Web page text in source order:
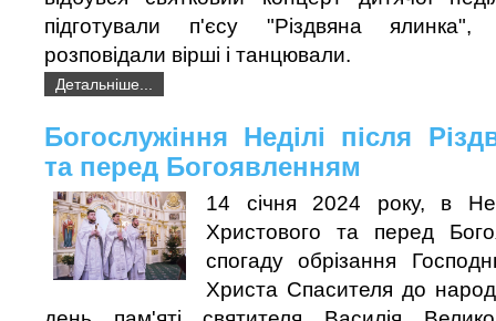
підготували п'єсу "Різдвяна ялинка",
розповідали вірші і танцювали.
Детальніше...
Богослужіння Неділі після
та перед Богоявленням
14 січня 2024 року, в
Христового та перед
спогаду обрізання
Христа Спасителя до